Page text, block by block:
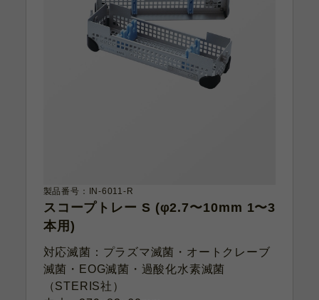
製品番号：IN-6011-R
スコープトレー S (φ2.7〜10mm 1〜3
本用)
対応滅菌：プラズマ滅菌・オートクレーブ
滅菌・EOG滅菌・過酸化水素滅菌
（STERIS社）